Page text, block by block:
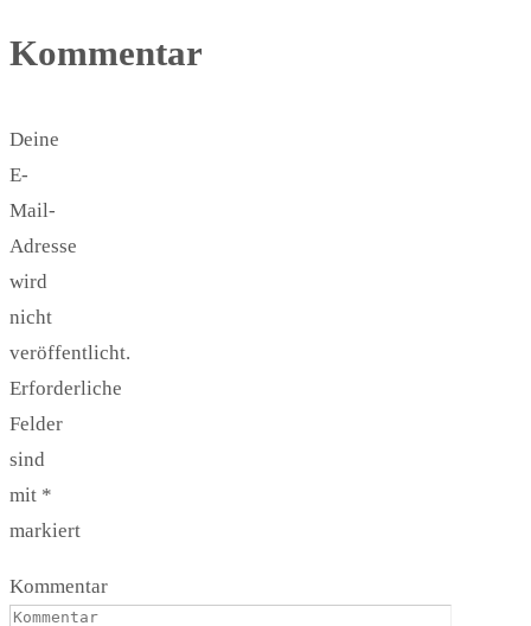
Kommentar
Deine
E-
Mail-
Adresse
wird
nicht
veröffentlicht.
Erforderliche
Felder
sind
mit *
markiert
Kommentar